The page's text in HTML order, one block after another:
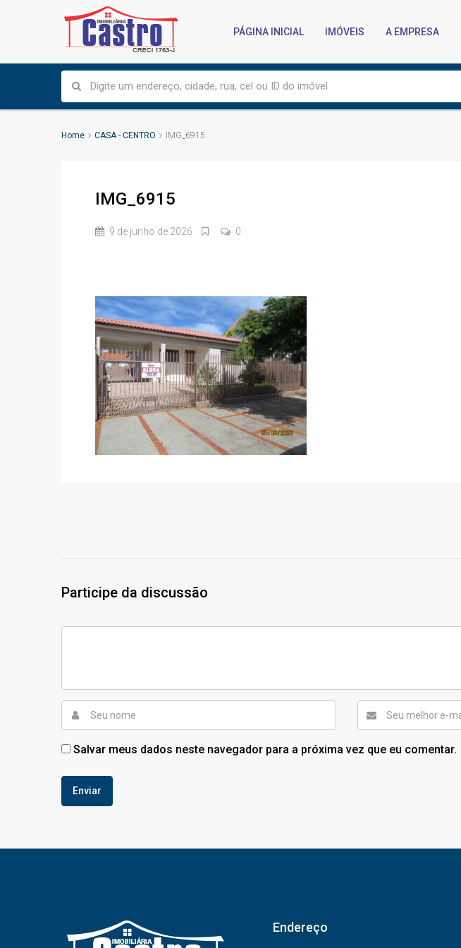
PÁGINA INICIAL IMÓVEIS A EMPRESA
Home CASA - CENTRO IMG_6915
IMG_6915
9 de junho de 2026 0
Participe da discussão
Salvar meus dados neste navegador para a próxima vez que eu comentar.
Endereço